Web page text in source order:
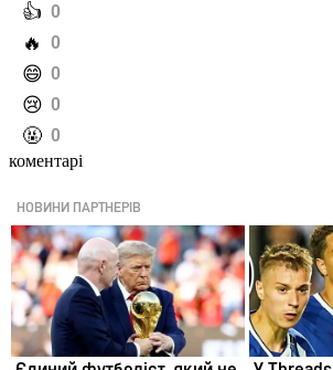
️👍 0
️🔥 0
️😄 0
️😢 0
️🤬 0
коментарі